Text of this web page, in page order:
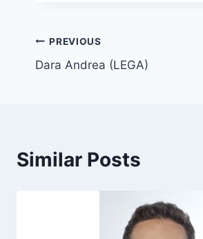
T
g
Post
navigation
PREVIOUS
Dara Andrea (LEGA)
Similar Posts